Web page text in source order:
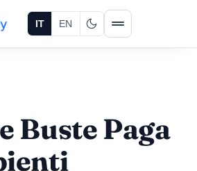
IT EN
Buste Paga